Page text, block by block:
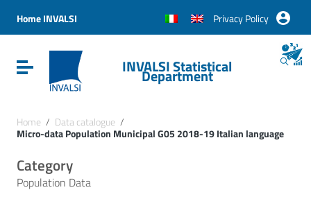
Vai al menu di navigazione
Vai al footer
Home INVALSI Privacy Policy
Attiva / disattiva la navigazioneINVALSI Statistical
Department
Home / Data catalogue /
Micro-data Population Municipal G05 2018-19 Italian language
Category
Population Data